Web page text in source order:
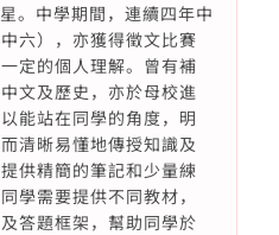
。中學期間，連續四年中
六），亦獲得徵文比賽
定的個人理解。曾有補
文及歷史，亦於母校進
能站在同學的角度，明
清晰易懂地傳授知識及
供精簡的筆記和少量練
學需要提供不同教材，
答題框架，幫助同學於